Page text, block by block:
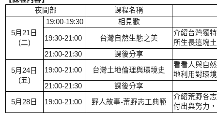
夜間部
課程名稱
5月21日
(二)
19:00-19:30 相見歡
19:30-21:00 台灣自然生態之美
介紹台灣獨
所生長這塊
21:00-21:30
課後分享
5月24日
(五)
19:00-21:00 台灣土地倫理與環境史
看看人與自
地利用對環
21:00-21:30
課後分享
5月28日 19:00-21:00 野人故事-荒野志工典範
介紹荒野各
付出與努力